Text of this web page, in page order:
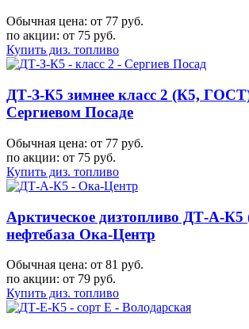
Обычная цена: от 77 руб.
по акции: от 75 руб.
Купить диз. топливо
ДТ-З-К5 зимнее класс 2 (К5,
Сергиевом Посаде
Обычная цена: от 77 руб.
по акции: от 75 руб.
Купить диз. топливо
Арктическое дизтопливо ДТ-А-
нефтебаза Ока-Центр
Обычная цена: от 81 руб.
по акции: от 79 руб.
Купить диз. топливо